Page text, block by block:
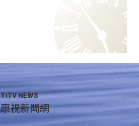
TITV NEWS
原視新聞網